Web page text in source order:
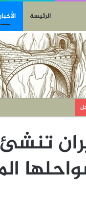
الرئيسة الأخبار